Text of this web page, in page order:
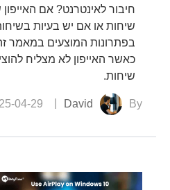
חיבור לאינטרנט? אם
שיחות או אם יש בעיות
בפתרונות המוצעים במאמר
כאשר האייפון לא מצליח
שיחות.
By
David
04-29